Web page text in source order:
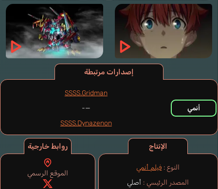
الإنتاج
النوع : فيلم أنمي
المصدر الرئيسي : أصلي
إصدارات مرتبطة
أنمي
SSSS.Gridman
—-
SSSS.Dynazenon
روابط خارجية
الموقع الرسمي